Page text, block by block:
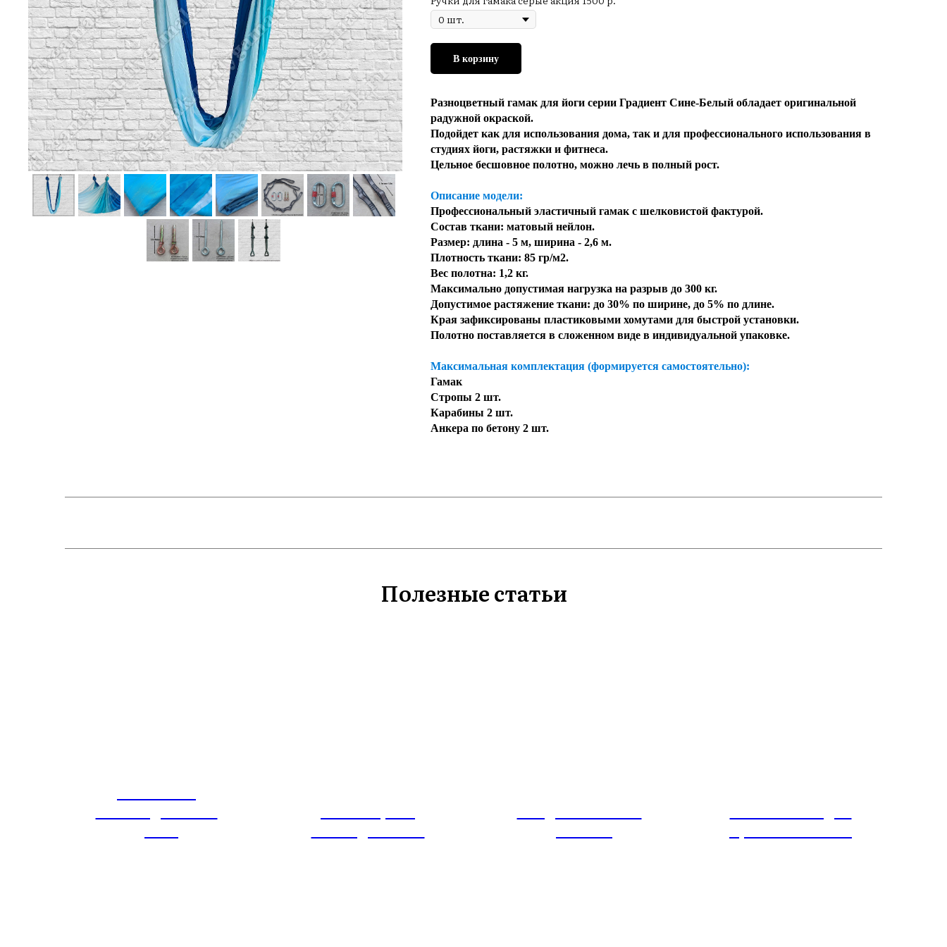
В корзину
Разноцветный гамак для йоги серии Градиент Сине-Белый обладает оригинальной
радужной окраской.
Подойдет как для использования дома, так и для профессионального использования в
студиях йоги, растяжки и фитнеса.
Цельное бесшовное полотно, можно лечь в полный рост.
Описание модели:
Профессиональный эластичный гамак с шелковистой фактурой.
Состав ткани: матовый нейлон.
Размер: длина - 5 м, ширина - 2,6 м.
Плотность ткани: 85 гр/м2.
Вес полотна: 1,2 кг.
Максимально допустимая нагрузка на разрыв до 300 кг.
Допустимое растяжение ткани: до 30% по ширине, до 5% по длине.
Края зафиксированы пластиковыми хомутами для быстрой установки.
Полотно поставляется в сложенном виде в индивидуальной упаковке.
Максимальная комплектация (формируется самостоятельно):
Гамак
Стропы 2 шт.
Карабины 2 шт.
Анкера по бетону 2 шт.
Полезные статьи